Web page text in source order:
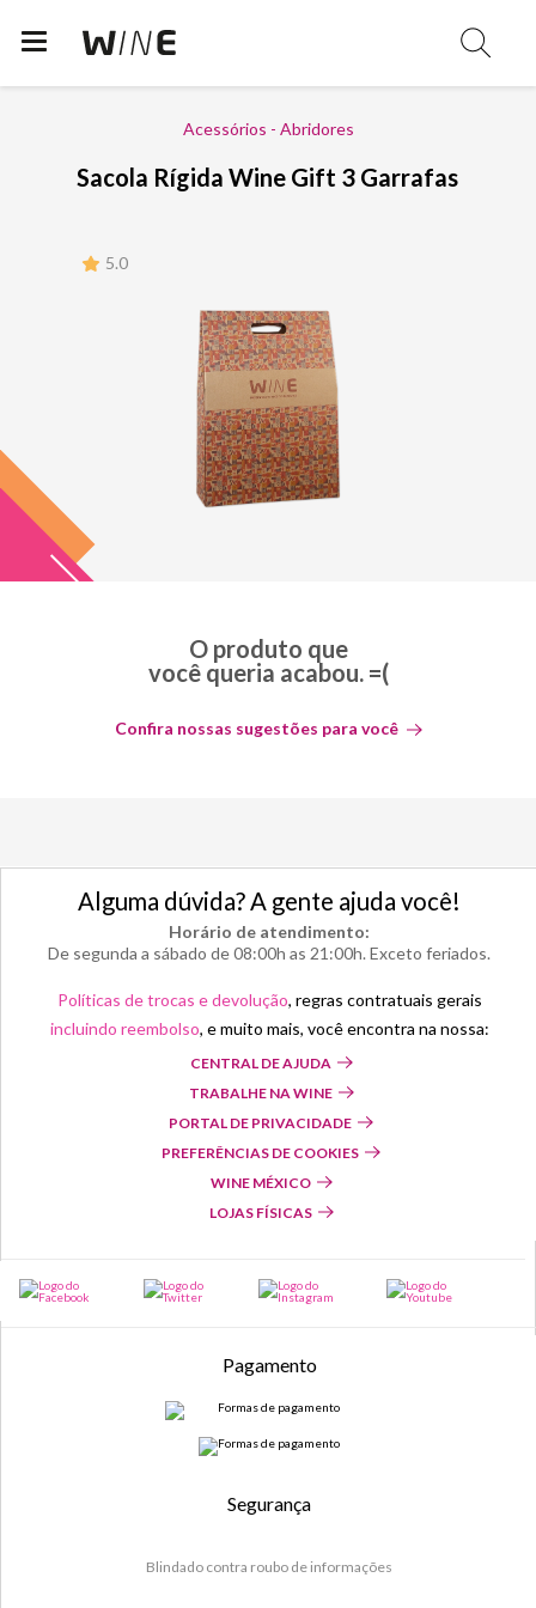
Acessórios - Abridores
Sacola Rígida Wine Gift 3 Garrafas
5.0
O produto que
você queria acabou. =(
Confira nossas sugestões para você
Alguma dúvida? A gente ajuda você!
Horário de atendimento:
De segunda a sábado de 08:00h as 21:00h. Exceto feriados.
Políticas de trocas e devolução, regras contratuais gerais
incluindo reembolso, e muito mais, você encontra na nossa:
CENTRAL DE AJUDA
TRABALHE NA WINE
PORTAL DE PRIVACIDADE
PREFERÊNCIAS DE COOKIES
WINE MÉXICO
LOJAS FÍSICAS
Pagamento
Segurança
Blindado contra roubo de informações